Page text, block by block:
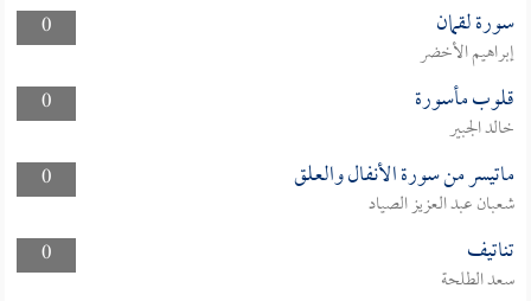
0
سورة لقمان
إبراهيم الأخضر
0
قلوب مأسورة
خالد الجبير
0
ماتيسر من سورة الأنفال والعلق
شعبان عبد العزيز الصياد
0
تناتيف
سعد الطلحة